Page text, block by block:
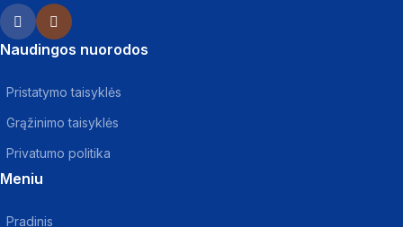
Naudingos nuorodos
Pristatymo taisyklės
Grąžinimo taisyklės
Privatumo politika
Meniu
Pradinis